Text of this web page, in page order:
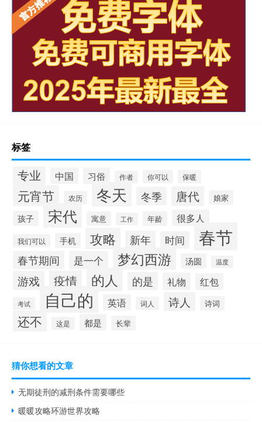
标签
专业 中国 习俗 作者 你可以 保暖
元宵节 农历 冬天 冬季 唐代 娘家
孩子 宋代 寓意 工作 年龄 很多人
我们可以 手机 攻略 新年 时间 春节
春节期间 是一个 梦幻西游 汤圆 温度
游戏 疫情 的人 的是 礼物 红包
考试 自己的 英语 词人 诗人 诗词
还不 这是 都是 长辈
猜你想看的文章
无期徒刑的减刑条件需要哪些
暖暖攻略环游世界攻略